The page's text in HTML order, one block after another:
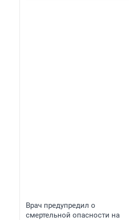
Врач предупредил о
смертельной опасности на